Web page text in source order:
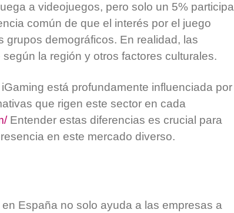
a videojuegos, pero solo un 5% participa
común de que el interés por el juego
grupos demográficos. En realidad, las
la región y otros factores culturales.
está profundamente influenciada por
que rigen este sector en cada
Entender estas diferencias es crucial para
en este mercado diverso.
España no solo ayuda a las empresas a